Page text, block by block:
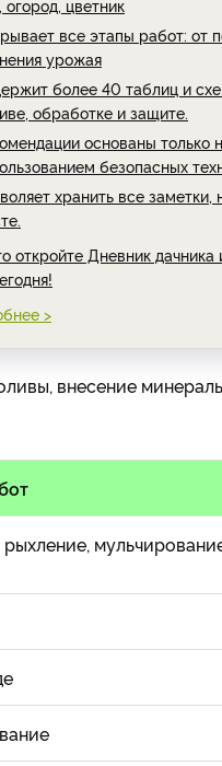
огород, цветник
все этапы работ: от
урожая
более 40 таблиц и
обработке и защите.
основаны только
безопасных
хранить все
откройте Дневник
>
внесение